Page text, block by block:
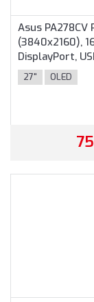
Asus
(3840x2160),
DisplayPort,
27" OLED